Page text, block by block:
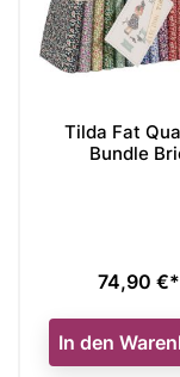
Tilda Fat
Bundle
Preis
74,90 €*
In den